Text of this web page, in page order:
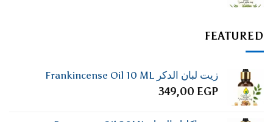
FEATURED
زيت لبان الدكر Frankincense Oil 10 ML
349,00 EGP